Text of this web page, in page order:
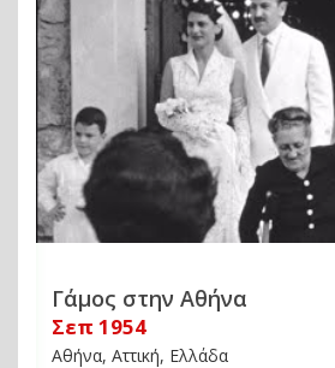
Γάμος στην Αθήνα
Σεπ 1954
Αθήνα, Αττική, Ελλάδα